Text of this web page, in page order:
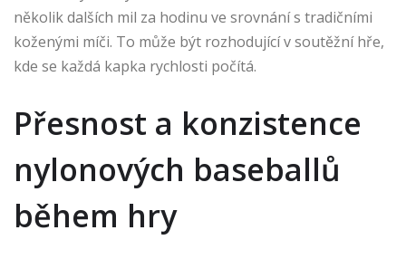
několik dalších mil za hodinu ve srovnání s tradičními
koženými míči. To může být rozhodující v soutěžní hře,
kde se každá kapka rychlosti počítá.
Přesnost a konzistence
nylonových baseballů
během hry